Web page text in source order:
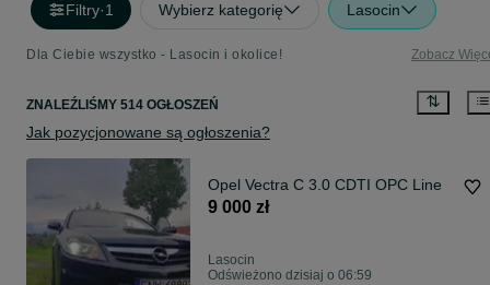
Filtry·1 Wybierz kategorię Lasocin
Dla Ciebie wszystko - Lasocin i okolice! Zobacz
ZNALEŹLIŚMY 514 OGŁOSZEŃ
Jak pozycjonowane są ogłoszenia?
Opel Vectra C 3.0 CDTI OPC Line
9 000 zł
Lasocin
Odświeżono dzisiaj o 06:59